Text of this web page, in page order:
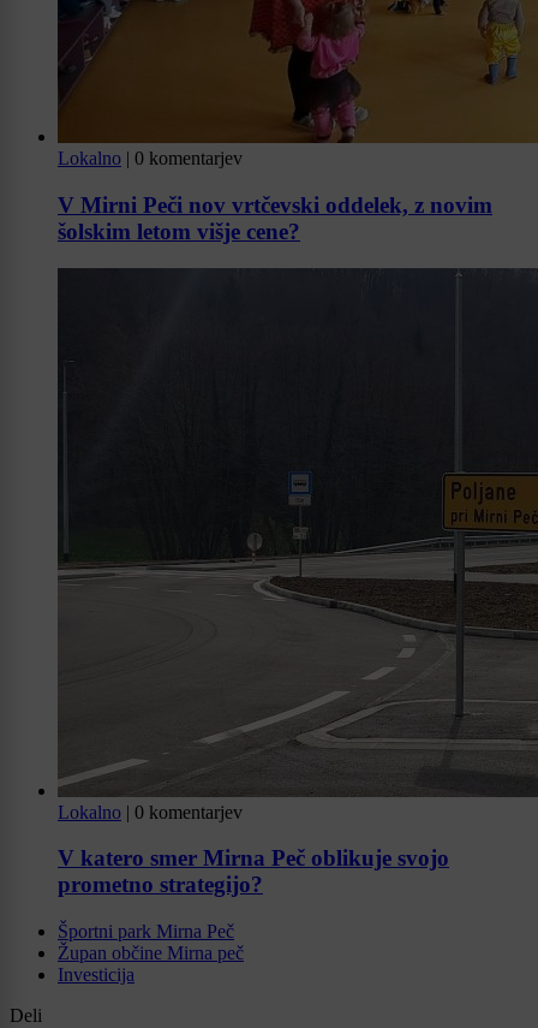
Lokalno | 0 komentarjev
V Mirni Peči nov vrtčevski oddelek, z novim
šolskim letom višje cene?
Lokalno | 0 komentarjev
V katero smer Mirna Peč oblikuje svojo
prometno strategijo?
Športni park Mirna Peč
Župan občine Mirna peč
Investicija
Deli